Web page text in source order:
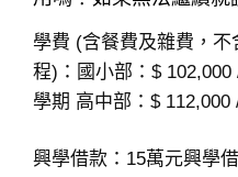
學費 (含餐費及雜費，
程)：國小部：$
學期 高中部：$ 112,000
興學借款：15萬元興學